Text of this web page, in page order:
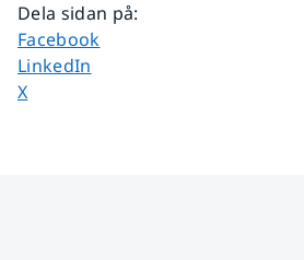
Dela sidan på:
Dela sidan på
Facebook
Dela sidan på
LinkedIn
Dela sidan på
X